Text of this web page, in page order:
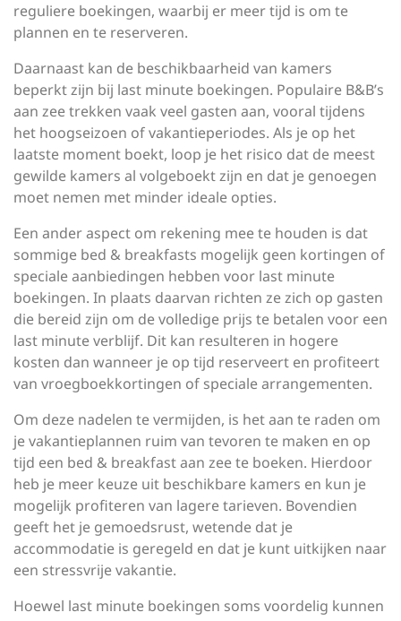
reguliere boekingen, waarbij er meer tijd is om te
plannen en te reserveren.
Daarnaast kan de beschikbaarheid van kamers
beperkt zijn bij last minute boekingen. Populaire B&B’s
aan zee trekken vaak veel gasten aan, vooral tijdens
het hoogseizoen of vakantieperiodes. Als je op het
laatste moment boekt, loop je het risico dat de meest
gewilde kamers al volgeboekt zijn en dat je genoegen
moet nemen met minder ideale opties.
Een ander aspect om rekening mee te houden is dat
sommige bed & breakfasts mogelijk geen kortingen of
speciale aanbiedingen hebben voor last minute
boekingen. In plaats daarvan richten ze zich op gasten
die bereid zijn om de volledige prijs te betalen voor een
last minute verblijf. Dit kan resulteren in hogere
kosten dan wanneer je op tijd reserveert en profiteert
van vroegboekkortingen of speciale arrangementen.
Om deze nadelen te vermijden, is het aan te raden om
je vakantieplannen ruim van tevoren te maken en op
tijd een bed & breakfast aan zee te boeken. Hierdoor
heb je meer keuze uit beschikbare kamers en kun je
mogelijk profiteren van lagere tarieven. Bovendien
geeft het je gemoedsrust, wetende dat je
accommodatie is geregeld en dat je kunt uitkijken naar
een stressvrije vakantie.
Hoewel last minute boekingen soms voordelig kunnen